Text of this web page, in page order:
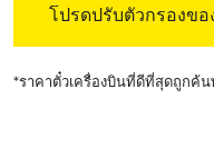
โปรดปรับตัวกรองข
*ราคาตั๋วเครื่องบินที่ดีที่สุดถูกค้